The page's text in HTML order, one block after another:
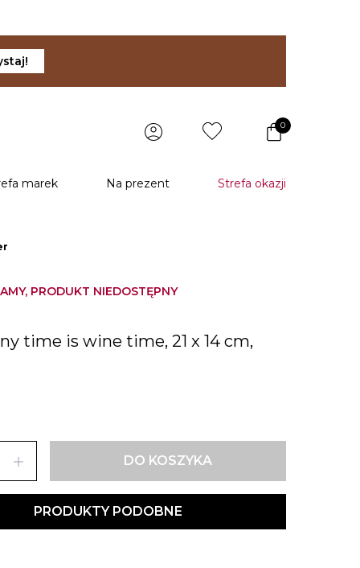
0
marek Na prezent Strefa okazji
PRODUKT NIEDOSTĘPNY
time is wine time, 21 x 14 cm,
add DO KOSZYKA
PRODUKTY PODOBNE